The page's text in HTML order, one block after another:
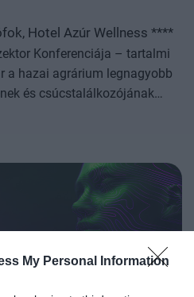
My Personal Information
Hotel Azúr Wellness ****
Konferenciája – tartalmi
a hazai agrárium legnagyobb
és csúcstalálkozójának
összegezze és elemezze
üzleti és beruházási
háromnapos szakmai
az esemény ünnepélyes
amelyet további két, rendkívül
egész napos szakmai
és érdekképviseleti szféra